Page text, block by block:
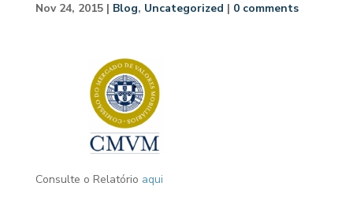
Nov 24, 2015| Blog, Uncategorized | 0 comments
Consulte o Relatório aqui